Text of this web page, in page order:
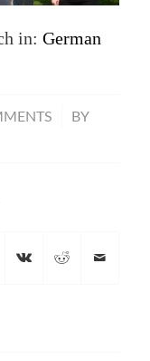
in: German
/
BY